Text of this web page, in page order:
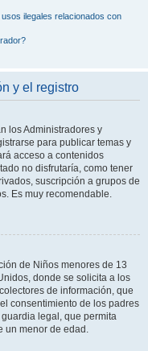
ilegales relacionados con
y el registro
los Administradores y
para publicar temas y
acceso a contenidos
no disfrutaría, como tener
suscripción a grupos de
Es muy recomendable.
de Niños menores de 13
donde se solicita a los
de información, que
consentimiento de los padres
legal, que permita
un menor de edad.